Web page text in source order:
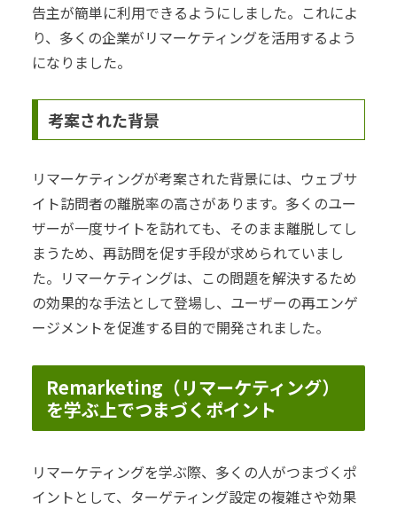
告主が簡単に利用できるようにしました。これによ
り、多くの企業がリマーケティングを活用するよう
になりました。
考案された背景
リマーケティングが考案された背景には、ウェブサ
イト訪問者の離脱率の高さがあります。多くのユー
ザーが一度サイトを訪れても、そのまま離脱してし
まうため、再訪問を促す手段が求められていまし
た。リマーケティングは、この問題を解決するため
の効果的な手法として登場し、ユーザーの再エンゲ
ージメントを促進する目的で開発されました。
Remarketing（リマーケティング）
を学ぶ上でつまづくポイント
リマーケティングを学ぶ際、多くの人がつまづくポ
イントとして、ターゲティング設定の複雑さや効果